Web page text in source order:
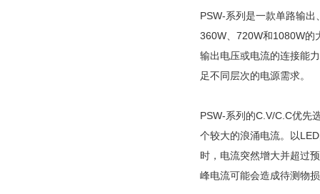
PSW-系列是一款单路输
360W、720W和1080W的
输出电压或电流的连接能
足不同层次的电源需求。
PSW-系列的C.V/C.C优先
个较大的浪涌电流。以
时，电流突然增大并超过
峰电流可能会造成待测物